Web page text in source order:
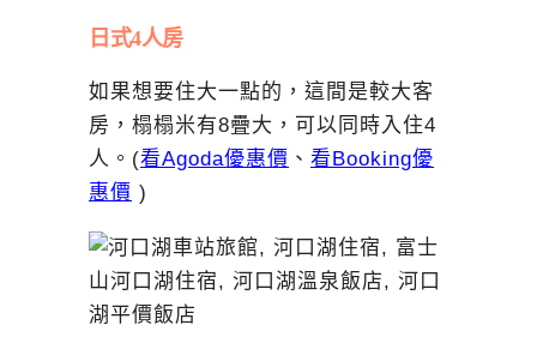
日式4人房
如果想要住大一點的，這間是較大客
房，榻榻米有8疊大，可以同時入住4
人。(看Agoda優惠價 、 看Booking優
惠價 )